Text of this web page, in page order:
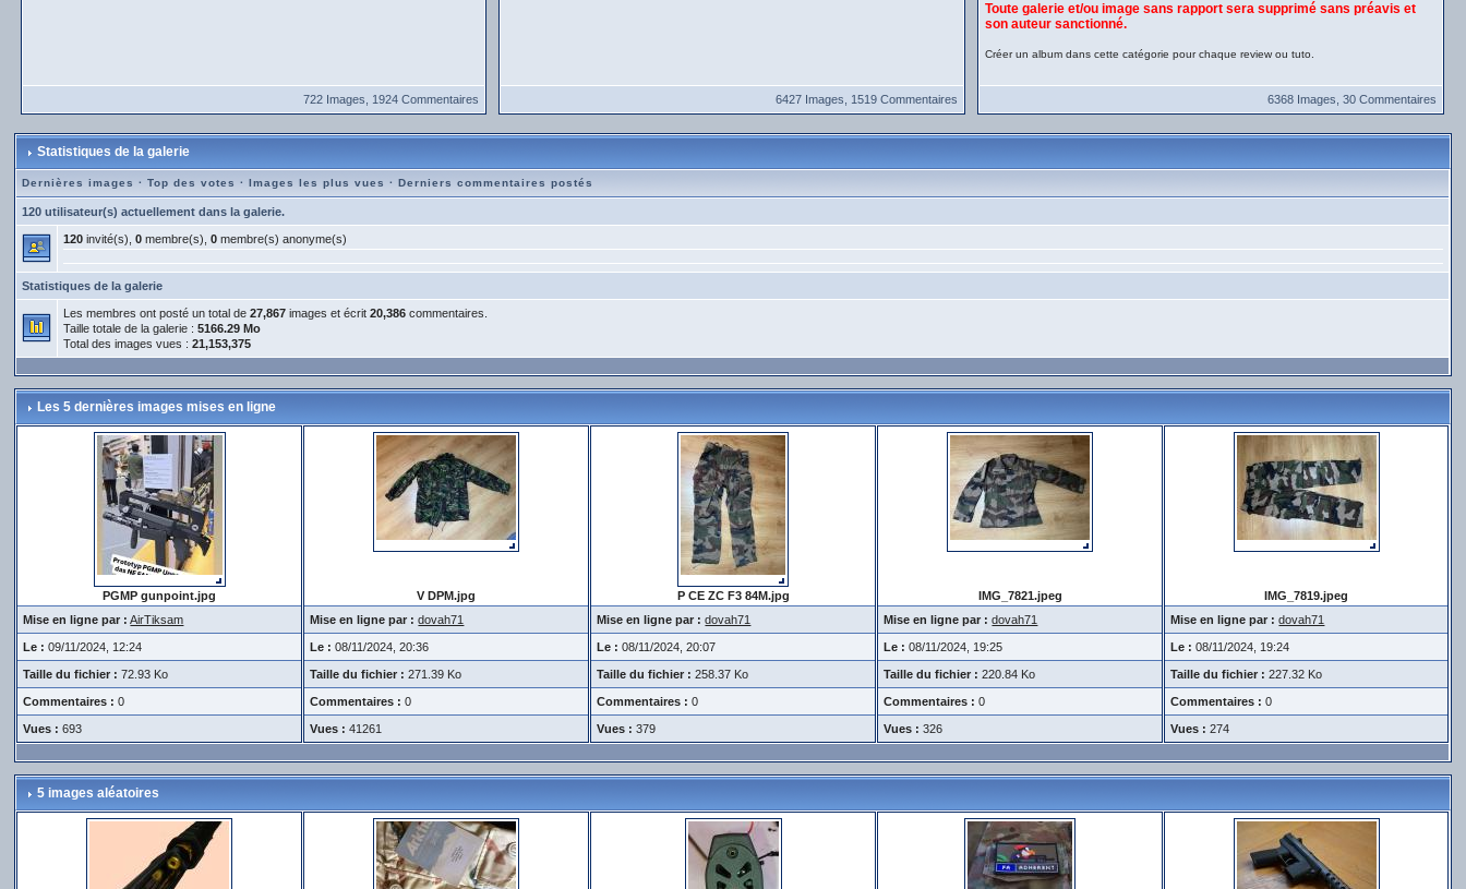
722 Images, 1924 Commentaires 6427 Images, 1519 Commentaires
Toute galerie et/ou image sans rapport sera supprimé sans préavis et
son auteur sanctionné.
Créer un album dans cette catégorie pour chaque review ou tuto.
6368 Images, 30 Commentaires
Statistiques de la galerie
Dernières images ·Top des votes ·Images les plus vues ·Derniers commentaires postés
120 utilisateur(s) actuellement dans la galerie.
120 invité(s),0 membre(s),0 membre(s) anonyme(s)
Statistiques de la galerie
Les membres ont posté un total de27,867 images et écrit20,386 commentaires.
Taille totale de la galerie :5166.29 Mo
Total des images vues :21,153,375
Les 5 dernières images mises en ligne
PGMP gunpoint.jpg
Mise en ligne par : AirTiksam
Le : 09/11/2024, 12:24
Taille du fichier : 72.93 Ko
Commentaires : 0
Vues :693
V DPM.jpg
Mise en ligne par : dovah71
Le : 08/11/2024, 20:36
Taille du fichier : 271.39 Ko
Commentaires : 0
Vues :41261
P CE ZC F3 84M.jpg
Mise en ligne par : dovah71
Le : 08/11/2024, 20:07
Taille du fichier : 258.37 Ko
Commentaires : 0
Vues :379
IMG_7821.jpeg
Mise en ligne par : dovah71
Le : 08/11/2024, 19:25
Taille du fichier : 220.84 Ko
Commentaires : 0
Vues :326
IMG_7819.jpeg
Mise en ligne par : dovah71
Le : 08/11/2024, 19:24
Taille du fichier : 227.32 Ko
Commentaires : 0
Vues :274
5 images aléatoires